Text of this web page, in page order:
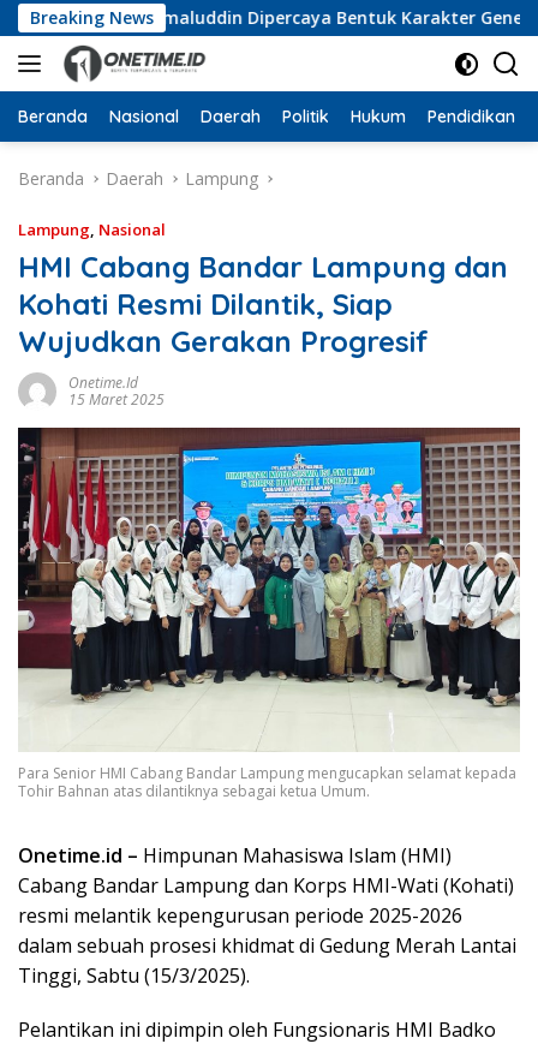
Langsung
ke
konten
Breaking News
Wan Jamaluddin Dipercaya Bentuk Karakter Generasi Muda
Beranda Nasional Daerah Politik Hukum Pendidikan
Beranda Daerah Lampung
Lampung, Nasional
HMI Cabang Bandar Lampung dan
Kohati Resmi Dilantik, Siap
Wujudkan Gerakan Progresif
Onetime.id
15 Maret 2025
Para Senior HMI Cabang Bandar Lampung mengucapkan selamat kepada
Tohir Bahnan atas dilantiknya sebagai ketua Umum.
Onetime.id – Himpunan Mahasiswa Islam (HMI)
Cabang Bandar Lampung dan Korps HMI-Wati (Kohati)
resmi melantik kepengurusan periode 2025-2026
dalam sebuah prosesi khidmat di Gedung Merah Lantai
Tinggi, Sabtu (15/3/2025).
Pelantikan ini dipimpin oleh Fungsionaris HMI Badko